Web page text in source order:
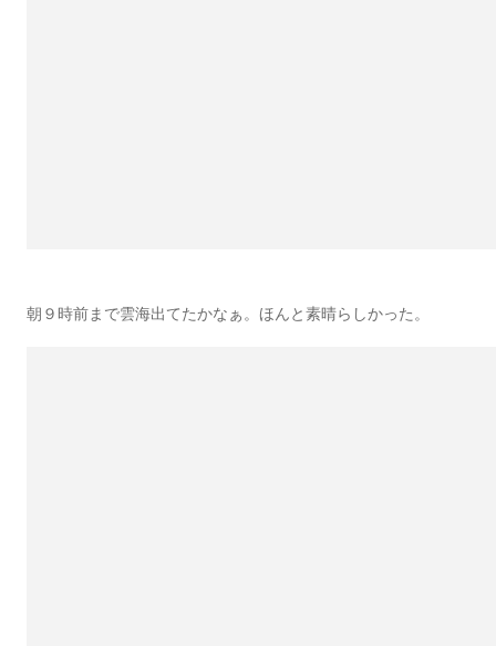
朝９時前まで雲海出てたかなぁ。ほんと素晴らしかった。